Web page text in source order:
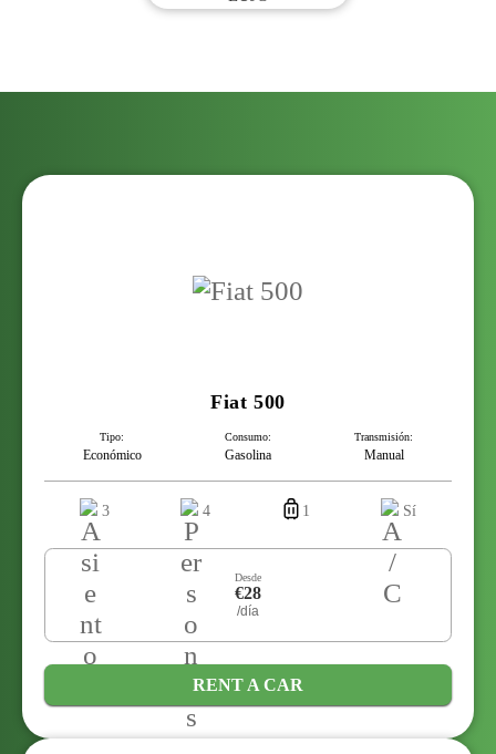
Fiat 500
Tipo:
Económico
Consumo:
Gasolina
Transmisión:
Manual
3 4 1 Sí
Desde
€28
/día
RENT A CAR